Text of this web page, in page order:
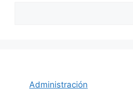
Administración